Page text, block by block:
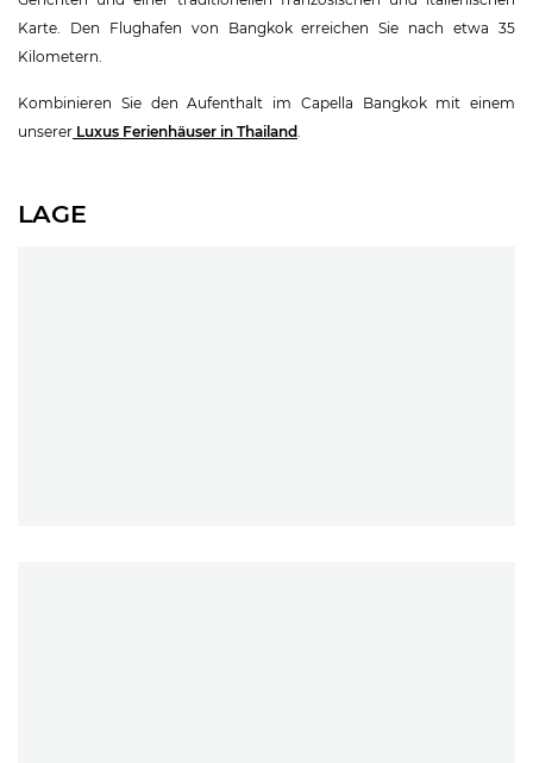
Karte. Den Flughafen von Bangkok erreichen Sie nach etwa 35
Kilometern.
Kombinieren Sie den Aufenthalt im Capella Bangkok mit einem
unserer Luxus Ferienhäuser in Thailand
LAGE